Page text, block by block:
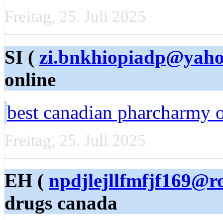
Freitag, 25. Juli 2025
SI (
online
best canadian pharcharmy
Freitag, 25. Juli 2025
EH (
drugs canada